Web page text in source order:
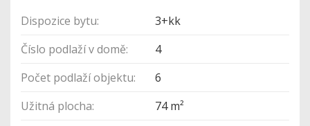
Dispozice bytu:
3+kk
Číslo podlaží v domě:
4
Počet podlaží objektu:
6
Užitná plocha:
74 m²